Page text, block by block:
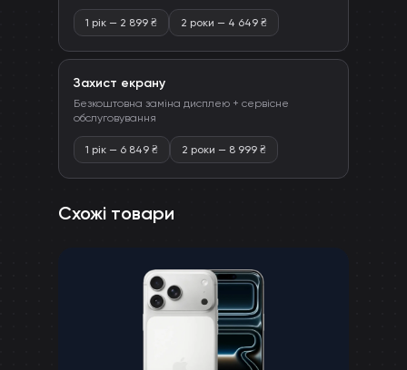
1 рік — 2 899 ₴ 2 роки — 4 649 ₴
Захист екрану
Безкоштовна заміна дисплею + сервісне
обслуговування
1 рік — 6 849 ₴ 2 роки — 8 999 ₴
Схожі товари